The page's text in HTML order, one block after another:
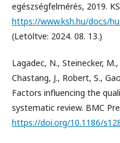
egészségfelmérés, 2019.
https://www.ksh.hu/docs/
(Letöltve: 2024. 08. 13.)
Lagadec, N., Steinecker,
Chastang, J., Robert, S.,
Factors influencing the
systematic review. BMC
https://doi.org/10.1186/